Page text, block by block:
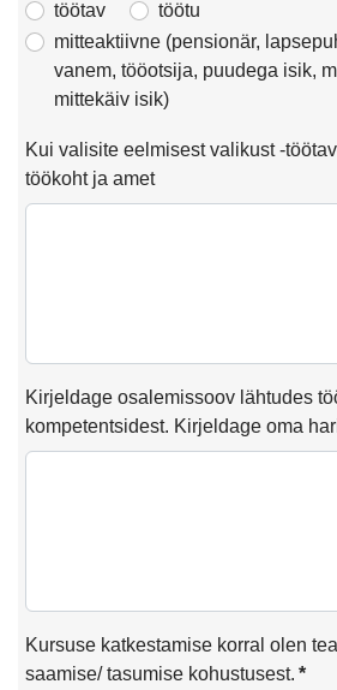
töötav
töötu
mitteaktiivne (pensionär,
vanem, tööotsija, puudega isik,
mittekäiv isik)
Kui valisite eelmisest valikust -
töökoht ja amet
Kirjeldage osalemissoov lähtudes
kompetentsidest. Kirjeldage oma
Kursuse katkestamise korral olen
saamise/ tasumise kohustusest. *